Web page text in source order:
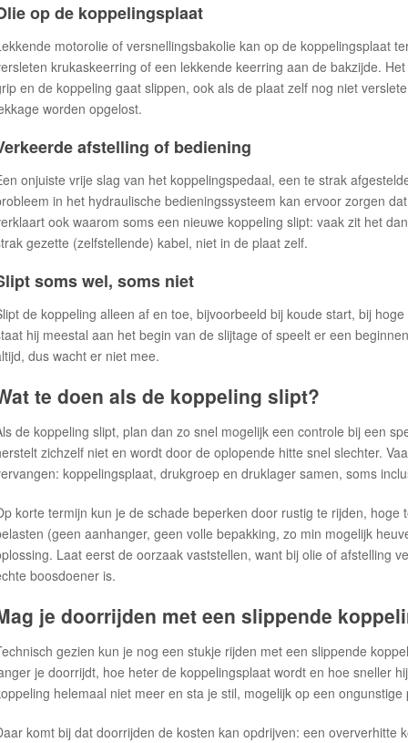
op de koppelingsplaat
motorolie of versnellingsbakolie kan op de koppelingsplaat
krukaskeerring of een lekkende keerring aan de bakzijde.
en de koppeling gaat slippen, ook als de plaat zelf nog niet
worden opgelost.
afstelling of bediening
onjuiste vrije slag van het koppelingspedaal, een te strak
in het hydraulische bedieningssysteem kan ervoor zorgen
ook waarom soms een nieuwe koppeling slipt: vaak zit het
gezette (zelfstellende) kabel, niet in de plaat zelf.
soms wel, soms niet
de koppeling alleen af en toe, bijvoorbeeld bij koude start, bij
hij meestal aan het begin van de slijtage of speelt er een
dus wacht er niet mee.
te doen als de koppeling slipt?
de koppeling slipt, plan dan zo snel mogelijk een controle bij een
zichzelf niet en wordt door de oplopende hitte snel slechter.
koppelingsplaat, drukgroep en druklager samen, soms
korte termijn kun je de schade beperken door rustig te rijden, hoge
(geen aanhanger, geen volle bepakking, zo min mogelijk
Laat eerst de oorzaak vaststellen, want bij olie of afstelling
boosdoener is.
je doorrijden met een slippende
gezien kun je nog een stukje rijden met een slippende
je doorrijdt, hoe heter de koppelingsplaat wordt en hoe sneller
helemaal niet meer en sta je stil, mogelijk op een ongunstige
komt bij dat doorrijden de kosten kan opdrijven: een oververhitte